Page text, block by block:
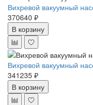
Вихревой вакуумный
370640 ₽
В корзину
Вихревой вакуумный
341235 ₽
В корзину